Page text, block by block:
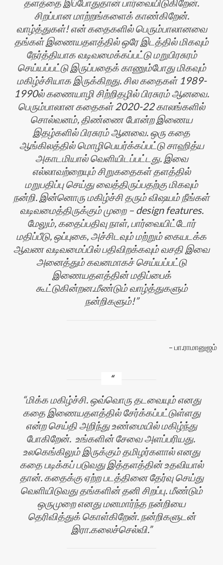
தளத்தை இப்போதுதான் பார்வையிடுகிறேன்.
சிறப்பான மாற்றங்களைக் காண்கிறேன்.
வாழ்த்துகள்! என் கதைகளில் பெரும்பாலானவை
தங்கள் இணையதளத்தில் ஒரே இடத்தில் மிகவும்
நேர்த்தியாக வடிவமைக்கப்பட்டு மறுபிரசுரம்
செய்யப்பட்டு இருப்பதைக் காணும்போது மிகவும்
மகிழ்ச்சியாக இருக்கிறது. சில கதைகள் 1989-
1990ல் கணையாழி சிற்றிதழில் பிரசுரம் ஆனவை.
பெரும்பாலான கதைகள் 2020-22 காலங்களில்
சொல்வனம், திண்ணை போன்ற இணைய
இதழ்களில் பிரசுரம் ஆனவை. ஒரு கதை
ஆங்கிலத்தில் மொழிபெயர்க்கப்பட்டு சாஹித்ய
அகாடமியால் வெளியிடப்பட்டது. இவை
எல்லாவற்றையும் சிறுகதைகள் தளத்தில்
மறுபதிப்பு செய்து வைத்திருப்பதற்கு மிகவும்
நன்றி. இன்னொரு மகிழ்ச்சி தரும் விஷயம் நீங்கள்
வடிவமைத்திருக்கும் முறை – design features.
மேலும், கதைப்பதிவு நாள், பார்வையிட்டோர்
மதிப்பீடு, ஒப்புகை, அச்சிடவும் மற்றும் கையடக்க
ஆவண வடிவமைப்பில் பதிவிறக்கவும் வசதி இவை
அனைத்தும் கவனமாகச் செய்யப்பட்டு
இணையதளத்தின் மதிப்பைக்
கூட்டுகின்றன.மீண்டும் வாழ்த்துகளும்
நன்றிகளும்!
பா.ராமானுஜம்
மிக்க மகிழ்ச்சி. ஒவ்வொரு தடவையும் எனது
கதை இணையதளத்தில் சேர்க்கப்பட்டுள்ளது
என்ற செய்தி அறிந்து உண்மையில் மகிழ்ந்து
போகிறேன். உங்களின் சேவை அளப்பரியது.
உலகெங்கிலும் இருக்கும் தமிழர்களால் எனது
கதை படிக்கப் படுவது இத்தளத்தின் உதவியால்
தான். கதைக்கு ஏற்ற படத்தினை தேர்வு செய்து
வெளியிடுவது தங்களின் தனி சிறப்பு. மீண்டும்
ஒருமுறை எனது மனமார்ந்த நன்றியை
தெரிவித்துக் கொள்கிறேன். நன்றிகளுடன்
இரா.கலைச்செல்வி.